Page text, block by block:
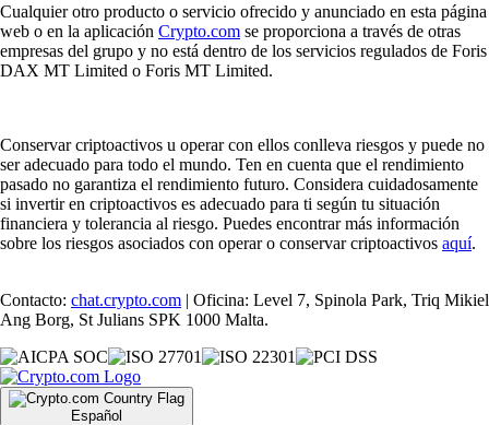
Cualquier otro producto o servicio ofrecido y anunciado en esta página
web o en la aplicación Crypto.com se proporciona a través de otras
empresas del grupo y no está dentro de los servicios regulados de Foris
DAX MT Limited o Foris MT Limited.
Conservar criptoactivos u operar con ellos conlleva riesgos y puede no
ser adecuado para todo el mundo. Ten en cuenta que el rendimiento
pasado no garantiza el rendimiento futuro. Considera cuidadosamente
si invertir en criptoactivos es adecuado para ti según tu situación
financiera y tolerancia al riesgo. Puedes encontrar más información
sobre los riesgos asociados con operar o conservar criptoactivos aquí.
Contacto: chat.crypto.com | Oficina: Level 7, Spinola Park, Triq Mikiel
Ang Borg, St Julians SPK 1000 Malta.
Español